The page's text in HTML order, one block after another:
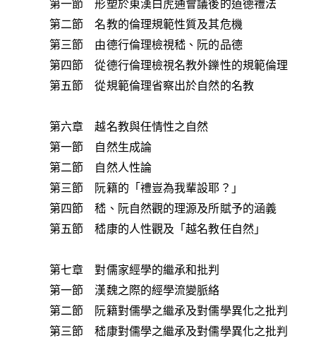
第一節 形塑於東漢白虎通會議後的道德禮法
第二節 名教的倫理規範性質及其危機
第三節 由德行倫理檢視嵇、阮的品德
第四節 從德行倫理檢視名教外鑠性的規範倫理
第五節 從規範倫理省察出於自然的名教
第六章 越名教與任情性之自然
第一節 自然生成論
第二節 自然人性論
第三節 阮籍的「禮豈為我輩設耶？」
第四節 嵇、阮自然觀的理源及所賦予的涵義
第五節 嵇康的人性觀及「越名教任自然」
第七章 對儒家經學的繼承和批判
第一節 漢魏之際的經學流變脈絡
第二節 阮籍對儒學之繼承及對儒學異化之批判
第三節 嵇康對儒學之繼承及對儒學異化之批判